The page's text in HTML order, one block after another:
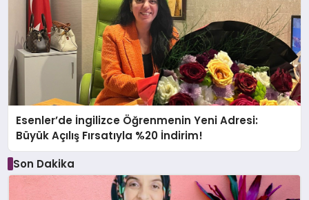
Esenler’de İngilizce Öğrenmenin Yeni Adresi:
Büyük Açılış Fırsatıyla %20 İndirim!
Son Dakika